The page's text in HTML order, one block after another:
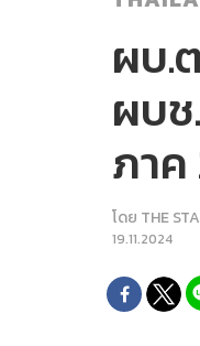
ผบ.
ผบ
ภาค
โดย THE
19.11.2024